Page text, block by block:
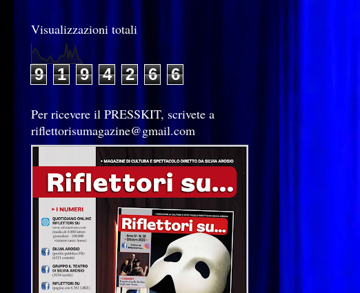
Visualizzazioni totali
9 1 9 4 2 6 6
Per ricevere il PRESSKIT, scrivete a
riflettorisumagazine@gmail.com